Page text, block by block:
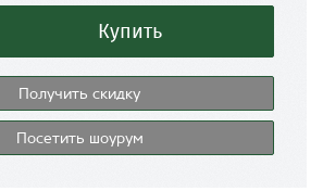
Купить
Получить скидку
Посетить шоурум